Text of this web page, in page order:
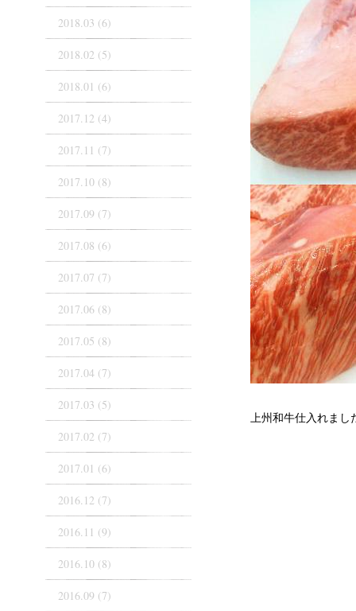
上州和牛仕入れまし
2018.03 (6)
2018.02 (5)
2018.01 (6)
2017.12 (4)
2017.11 (7)
2017.10 (8)
2017.09 (7)
2017.08 (6)
2017.07 (7)
2017.06 (8)
2017.05 (8)
2017.04 (7)
2017.03 (5)
2017.02 (7)
2017.01 (6)
2016.12 (7)
2016.11 (9)
2016.10 (8)
2016.09 (7)